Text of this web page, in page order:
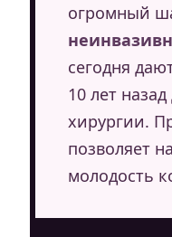
огромный
сегодня
10 лет
хирургии.
позволяет
молодость